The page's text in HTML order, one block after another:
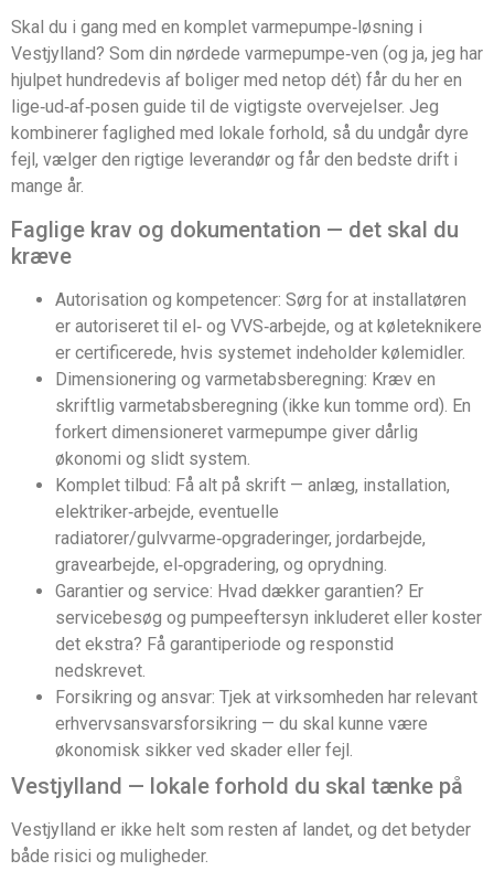
Skal du i gang med en komplet varmepumpe‑løsning i
Vestjylland? Som din nørdede varmepumpe‑ven (og ja, jeg har
hjulpet hundredevis af boliger med netop dét) får du her en
lige‑ud‑af‑posen guide til de vigtigste overvejelser. Jeg
kombinerer faglighed med lokale forhold, så du undgår dyre
fejl, vælger den rigtige leverandør og får den bedste drift i
mange år.
Faglige krav og dokumentation — det skal du
kræve
Autorisation og kompetencer: Sørg for at installatøren
er autoriseret til el‑ og VVS‑arbejde, og at køleteknikere
er certificerede, hvis systemet indeholder kølemidler.
Dimensionering og varmetabsberegning: Kræv en
skriftlig varmetabsberegning (ikke kun tomme ord). En
forkert dimensioneret varmepumpe giver dårlig
økonomi og slidt system.
Komplet tilbud: Få alt på skrift — anlæg, installation,
elektriker‑arbejde, eventuelle
radiatorer/gulvvarme‑opgraderinger, jordarbejde,
gravearbejde, el‑opgradering, og oprydning.
Garantier og service: Hvad dækker garantien? Er
servicebesøg og pumpeeftersyn inkluderet eller koster
det ekstra? Få garantiperiode og responstid
nedskrevet.
Forsikring og ansvar: Tjek at virksomheden har relevant
erhvervsansvarsforsikring — du skal kunne være
økonomisk sikker ved skader eller fejl.
Vestjylland — lokale forhold du skal tænke på
Vestjylland er ikke helt som resten af landet, og det betyder
både risici og muligheder.